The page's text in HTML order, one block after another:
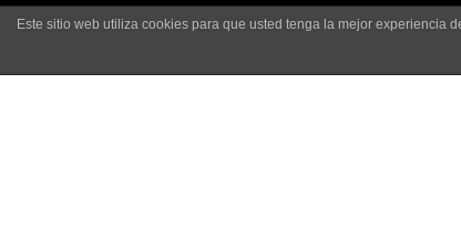
Este sitio web utiliza cookies para que usted tenga la mejor experiencia